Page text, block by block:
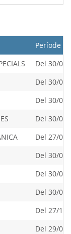
Període
Del 30/
Del 30/
Del 30/
Del 30/
Del 27/
Del 30/
Del 30/
Del 30/
Del 27/
Del 29/